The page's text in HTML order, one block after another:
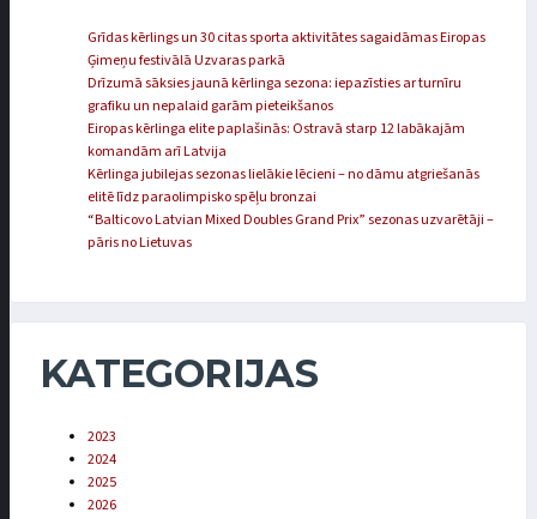
Grīdas kērlings un 30 citas sporta aktivitātes sagaidāmas Eiropas
Ģimeņu festivālā Uzvaras parkā
Drīzumā sāksies jaunā kērlinga sezona: iepazīsties ar turnīru
grafiku un nepalaid garām pieteikšanos
Eiropas kērlinga elite paplašinās: Ostravā starp 12 labākajām
komandām arī Latvija
Kērlinga jubilejas sezonas lielākie lēcieni – no dāmu atgriešanās
elitē līdz paraolimpisko spēļu bronzai
“Balticovo Latvian Mixed Doubles Grand Prix” sezonas uzvarētāji –
pāris no Lietuvas
KATEGORIJAS
2023
2024
2025
2026